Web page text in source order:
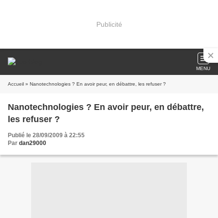
Publicité
MENU
Accueil » Nanotechnologies ? En avoir peur, en débattre, les refuser ?
Nanotechnologies ? En avoir peur, en débattre,
les refuser ?
Publié le 28/09/2009 à 22:55
Par dan29000